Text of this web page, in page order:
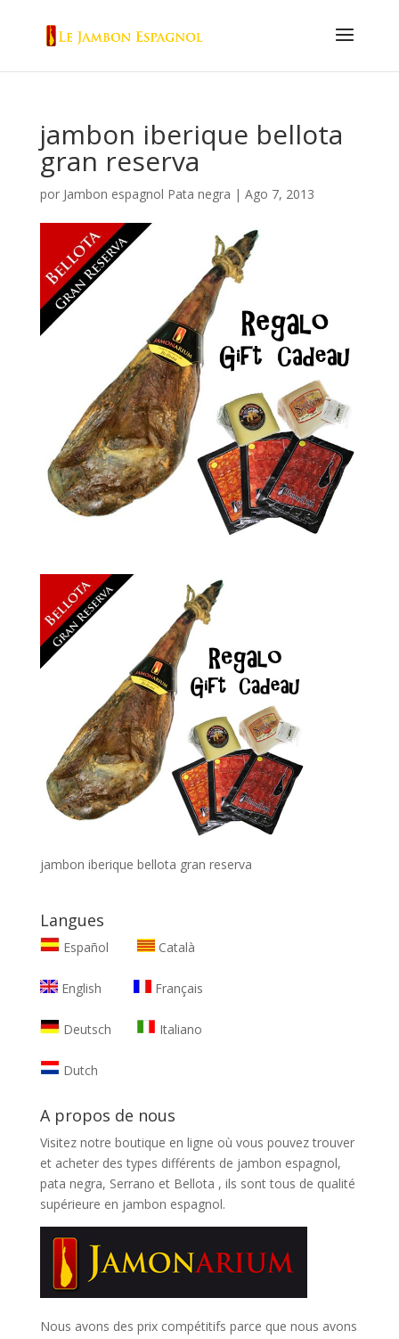
jambon iberique bellota
gran reserva
por Jambon espagnol Pata negra | Ago 7, 2013
jambon iberique bellota gran reserva
Langues
Español Català
English Français
Deutsch Italiano
Dutch
A propos de nous
Visitez notre boutique en ligne où vous pouvez trouver
et acheter des types différents de jambon espagnol,
pata negra, Serrano et Bellota , ils sont tous de qualité
supérieure en jambon espagnol.
Nous avons des prix compétitifs parce que nous avons